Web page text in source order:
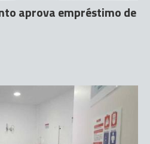
aprova empréstimo de